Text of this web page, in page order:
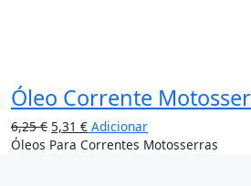
Óleo Corrente
6,25€ 5,31 € Adicionar
Óleos Para Correntes Motosserras